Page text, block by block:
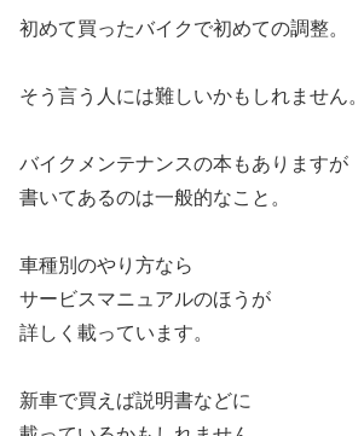
初めて買ったバイクで初めての調整。
そう言う人には難しいかもしれません。
バイクメンテナンスの本もありますが
書いてあるのは一般的なこと。
車種別のやり方なら
サービスマニュアルのほうが
詳しく載っています。
新車で買えば説明書などに